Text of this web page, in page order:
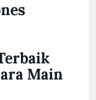
Main